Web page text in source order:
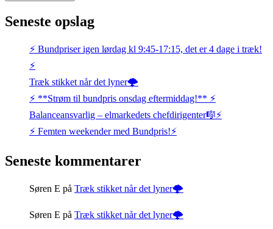
Seneste opslag
⚡️ Bundpriser igen lørdag kl 9:45-17:15, det er 4 dage i træk!
⚡️
Træk stikket når det lyner🌩️
⚡️ **Strøm til bundpris onsdag eftermiddag!** ⚡️
Balanceansvarlig – elmarkedets chefdirigenter🎼⚡
⚡️ Femten weekender med Bundpris!⚡️
Seneste kommentarer
Søren E på Træk stikket når det lyner🌩️
Søren E på Træk stikket når det lyner🌩️